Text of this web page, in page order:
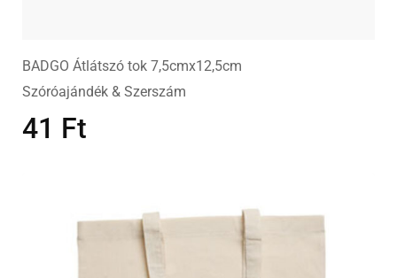
BADGO Átlátszó tok 7,5cmx12,5cm
Szóróajándék & Szerszám
41 Ft